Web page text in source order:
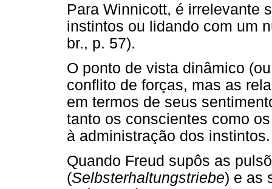
Para Winnicott, é irrelevante
instintos ou lidando com um
br., p. 57).
O ponto de vista dinâmico
conflito de forças, mas as
em termos de seus
tanto os conscientes como
à administração dos instintos.
Quando Freud supôs as
(Selbsterhaltungstriebe) e as